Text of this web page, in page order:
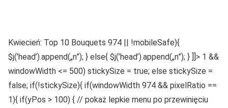
Kwiecień: Top 10 Bouquets 974 || !mobileSafe){
$j(’head’).append(„n”); } else{ $j(’head’).append(„n”); } ]]> 1 &&
windowWidth <= 500) stickySize = true; else stickySize =
false; if(!stickySize){ if(windowWidth 974 && pixelRatio ==
1){ if(yPos > 100) { // pokaż lepkie menu po przewinięciu